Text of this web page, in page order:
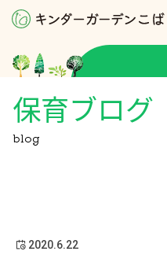
保育ブログ
blog
2020.6.22